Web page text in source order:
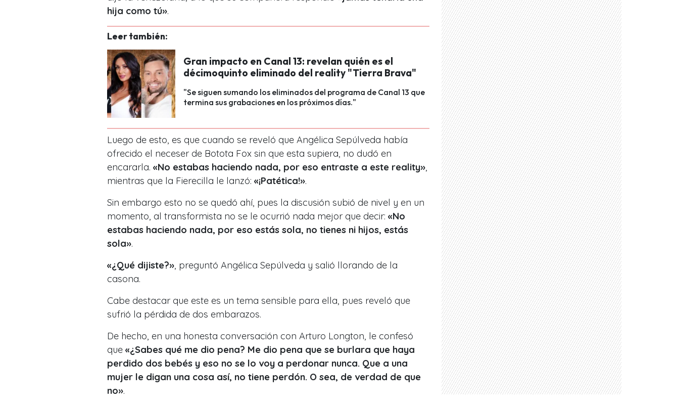
hija como tú».
Leer también:
Gran impacto en Canal 13: revelan quién es el
décimoquinto eliminado del reality "Tierra Brava"
"Se siguen sumando los eliminados del programa de Canal 13 que
termina sus grabaciones en los próximos días."
Luego de esto, es que cuando se reveló que Angélica Sepúlveda había
ofrecido el neceser de Botota Fox sin que esta supiera, no dudó en
encararla. «No estabas haciendo nada, por eso entraste a este reality»
mientras que la Fierecilla le lanzó: «¡Patética!».
Sin embargo esto no se quedó ahí, pues la discusión subió de nivel y en un
momento, al transformista no se le ocurrió nada mejor que decir: «No
estabas haciendo nada, por eso estás sola, no tienes ni hijos, estás
sola».
«¿Qué dijiste?» , preguntó Angélica Sepúlveda y salió llorando de la
casona.
Cabe destacar que este es un tema sensible para ella, pues reveló que
sufrió la pérdida de dos embarazos.
De hecho, en una honesta conversación con Arturo Longton, le confesó
que «¿Sabes qué me dio pena? Me dio pena que se burlara que haya
perdido dos bebés y eso no se lo voy a perdonar nunca. Que a una
mujer le digan una cosa así, no tiene perdón. O sea, de verdad de que
no».